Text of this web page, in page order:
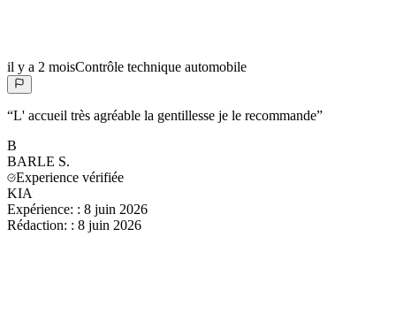
il y a 2 moisContrôle technique automobile
“L' accueil très agréable la gentillesse je le recommande”
B
BARLE S.
Experience vérifiée
KIA
Expérience: : 8 juin 2026
Rédaction: : 8 juin 2026